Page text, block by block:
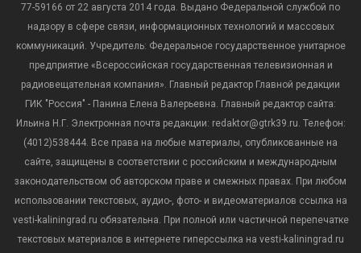
77-59166 от 22 августа 2014 года. Выдано Федеральной службой по
надзору в сфере связи, информационных технологий и массовых
коммуникаций. Учредитель: Федеральное государственное унитарное
предприятие «Всероссийская государственная телевизионная и
радиовещательная компания». Главный редактор Главной редакции
ГИК "Россия" - Панина Елена Валерьевна. Главный редактор сайта:
Ильина Н.Г. Электронная почта редакции: redaktor@gtrk39.ru. Телефон:
(4012)538444. Все права на любые материалы, опубликованные на
сайте, защищены в соответствии с российским и международным
законодательством об авторском праве и смежных правах. При любом
использовании текстовых, аудио-, фото- и видеоматериалов ссылка на
vesti-kaliningrad.ru обязательна. При полной или частичной перепечатке
текстовых материалов в интернете гиперссылка на vesti-kaliningrad.ru